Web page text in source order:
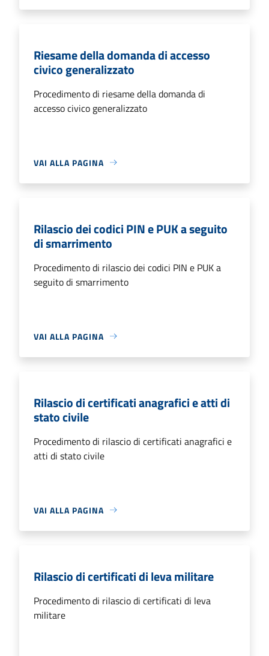
Riesame della domanda di accesso
civico generalizzato
Procedimento di riesame della domanda di
accesso civico generalizzato
VAI ALLA PAGINA
Rilascio dei codici PIN e PUK a seguito
di smarrimento
Procedimento di rilascio dei codici PIN e PUK a
seguito di smarrimento
VAI ALLA PAGINA
Rilascio di certificati anagrafici e atti di
stato civile
Procedimento di rilascio di certificati anagrafici e
atti di stato civile
VAI ALLA PAGINA
Rilascio di certificati di leva militare
Procedimento di rilascio di certificati di leva
militare